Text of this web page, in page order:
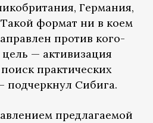
Германия,
формат ни в коем
против кого-
— активизация
практических
подчеркнул Сибига.
предлагаемой